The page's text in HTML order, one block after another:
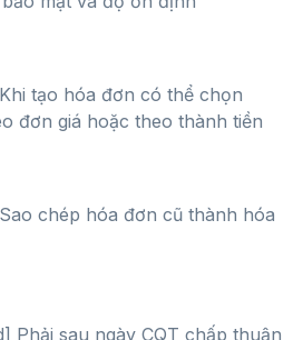
tạo hóa đơn có thể chọn
đơn giá hoặc theo thành tiền
chép hóa đơn cũ thành hóa
Phải sau ngày CQT chấp thuận